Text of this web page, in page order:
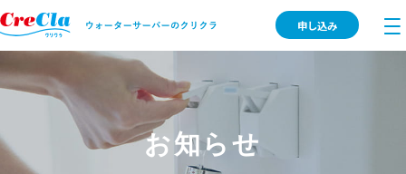
申し込み
お知らせ